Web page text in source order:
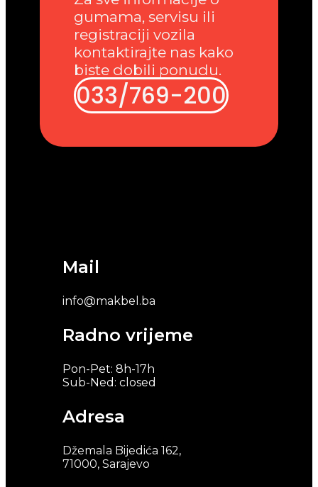
Mail
info@makbel.ba
Radno vrijeme
Pon-Pet: 8h-17h
Sub-Ned: closed
Adresa
Džemala Bijedića 162,
71000, Sarajevo
gumama, servisu ili
registraciji vozila
kontaktirajte nas kako
biste dobili ponudu.
033/769-200